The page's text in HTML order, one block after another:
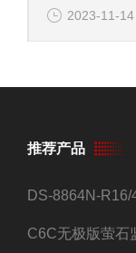
2023-11-14
推荐产品